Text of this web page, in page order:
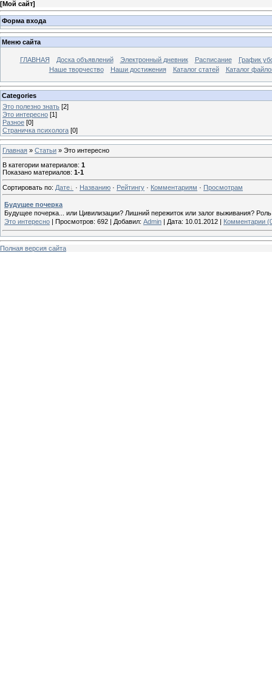
[Мой сайт]
Форма входа
Меню сайта
ГЛАВНАЯ Доска объявлений Электронный дневник Расписание
График
Наше творчество
Наши достижения Каталог статей Каталог
Categories
Это полезно знать [2]
Это интересно [1]
Разное [0]
Страничка психолога [0]
Главная » Статьи » Это интересно
В категории материалов: 1
Показано материалов: 1-1
Сортировать по: Дате · Названию · Рейтингу · Комментариям · Просмотрам
Будущее почерка
­Бу­ду­щее по­чер­ка... или Ци­ви­ли­за­ции? Лиш­ний пе­ре­жи­ток или за­лог вы­жи­ва­ния?
Это интересно | Просмотров: 692 | Добавил: Admin | Дата: 10.01.2012 | Комментарии
Полная версия сайта